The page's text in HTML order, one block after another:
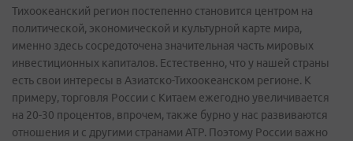
Тихоокеанский регион постепенно становится центром на
политической, экономической и культурной карте мира,
именно здесь сосредоточена значительная часть мировых
инвестиционных капиталов. Естественно, что у нашей страны
есть свои интересы в Азиатско-Тихоокеанском регионе. К
примеру, торговля России с Китаем ежегодно увеличивается
на 20-30 процентов, впрочем, также бурно у нас развиваются
отношения и с другими странами АТР. Поэтому России важно